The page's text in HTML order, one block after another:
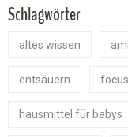
Schlagwörter
altes wissen
entsäuern focus
hausmittel für babys